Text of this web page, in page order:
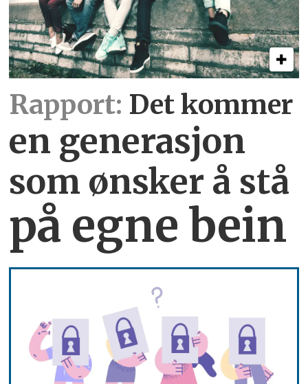
Rapport: Det kommer
en generasjon
som ønsker å stå
på egne bein